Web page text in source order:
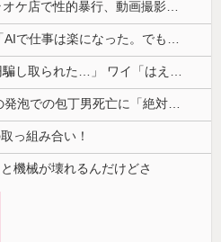
15歳少女に薬と酒飲ませカラオケ店で性的暴行、動画撮影 54歳無職を再逮捕 動画770本も見つかる
【悲報】Googleエンジニア「AIで仕事は楽になった。でも、つまらなくなった」
積水ハウス「地面師に55億円騙し取られた…」 ワイ「はえーかわいそう…会社滅茶苦茶やろなぁ」
【悲報】 玉川徹さん、警官の発泡での包丁男死亡に「絶対に死刑にならない罪なのに警察が死刑にした！」 → 元警官のマジレスがコチラ → ………
っ組み合い！
機械が壊れるんだけどさ